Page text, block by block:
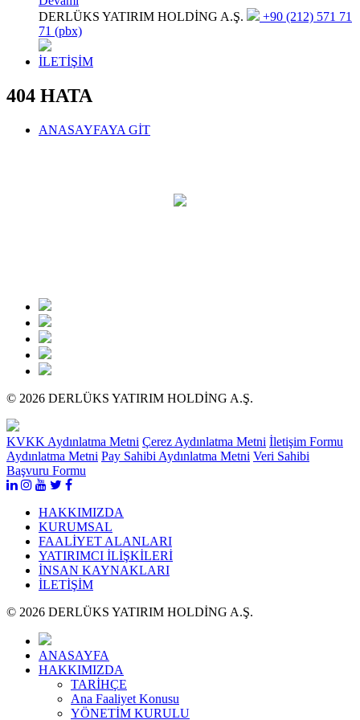
DERLÜKS YATIRIM HOLDİNG A.Ş.
+90 (212) 571 71
71 (pbx)
İLETİŞİM
404 HATA
ANASAYFAYA GİT
© 2026 DERLÜKS YATIRIM HOLDİNG A.Ş.
KVKK Aydınlatma Metni Çerez Aydınlatma Metni İletişim Formu
Aydınlatma Metni Pay Sahibi Aydınlatma Metni Veri Sahibi
Başvuru Formu
HAKKIMIZDA
KURUMSAL
FAALİYET ALANLARI
YATIRIMCI İLİŞKİLERİ
İNSAN KAYNAKLARI
İLETİŞİM
© 2026 DERLÜKS YATIRIM HOLDİNG A.Ş.
ANASAYFA
HAKKIMIZDA
TARİHÇE
Ana Faaliyet Konusu
YÖNETİM KURULU